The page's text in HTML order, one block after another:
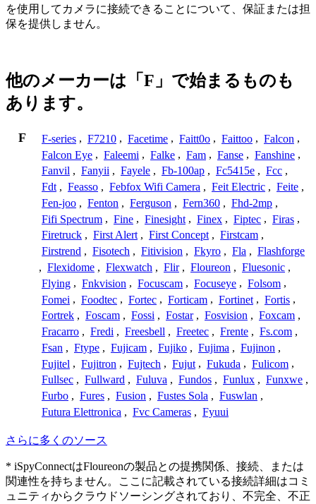
を使用してカメラに接続できることについて、保証または担
保を提供しません。
他のメーカーは「F」で始まるものも
あります。
F F-series , F7210 , Facetime , Faitt0o , Faittoo , Falcon ,
Falcon Eye , Faleemi , Falke , Fam , Fanse , Fanshine ,
Fanvil , Fanyii , Fayele , Fb-100ap , Fc5415e , Fcc ,
Fdt , Feasso , Febfox Wifi Camera , Feit Electric , Feite ,
Fen-joo , Fenton , Ferguson , Fern360 , Fhd-2mp ,
Fifi Spectrum , Fine , Finesight , Finex , Fiptec , Firas ,
Firetruck , First Alert , First Concept , Firstcam ,
Firstrend , Fisotech , Fitivision , Fkyro , Fla , Flashforge
, Flexidome , Flexwatch , Flir , Floureon , Fluesonic ,
Flying , Fnkvision , Focuscam , Focuseye , Folsom ,
Fomei , Foodtec , Fortec , Forticam , Fortinet , Fortis ,
Fortrek , Foscam , Fossi , Fostar , Fosvision , Foxcam ,
Fracarro , Fredi , Freesbell , Freetec , Frente , Fs.com ,
Fsan , Ftype , Fujicam , Fujiko , Fujima , Fujinon ,
Fujitel , Fujitron , Fujtech , Fujut , Fukuda , Fulicom ,
Fullsec , Fullward , Fuluva , Fundos , Funlux , Funxwe ,
Furbo , Fures , Fusion , Fustes Sola , Fuswlan ,
Futura Elettronica , Fvc Cameras , Fyuui
さらに多くのソース
* iSpyConnectはFloureonの製品との提携関係、接続、または
関連性を持ちません。ここに記載されている接続詳細はコミ
ュニティからクラウドソーシングされており、不完全、不正